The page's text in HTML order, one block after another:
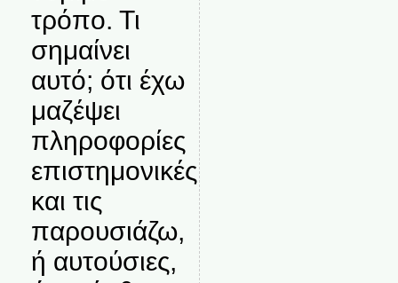
τρόπο. Τι
σημαίνει
αυτό; ότι έχω
μαζέψει
πληροφορίες
επιστημονικές
και τις
παρουσιάζω,
ή αυτούσιες,